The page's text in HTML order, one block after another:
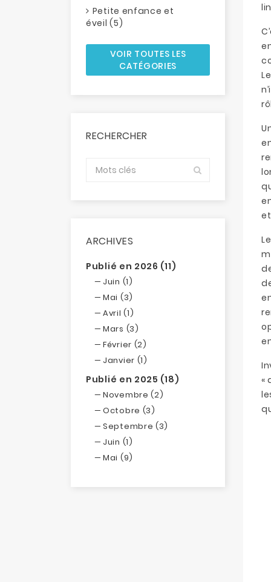
Petite enfance et
éveil (5)
VOIR TOUTES LES
CATÉGORIES
RECHERCHER
ARCHIVES
Publié en 2026 (11)
Juin (1)
Mai (3)
Avril (1)
Mars (3)
Février (2)
Janvier (1)
Publié en 2025 (18)
Novembre (2)
Octobre (3)
Septembre (3)
Juin (1)
Mai (9)
«